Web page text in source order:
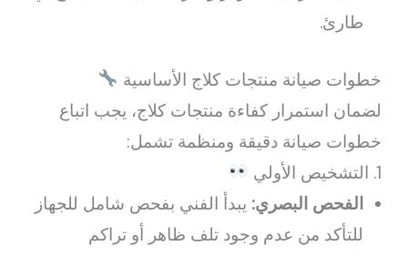
طارئ.
خطوات صيانة منتجات كلاج الأساسية
لضمان استمرار كفاءة منتجات كلاج، يجب اتباع
خطوات صيانة دقيقة ومنظمة تشمل:
1. التشخيص الأولي
الفحص البصري: يبدأ الفني بفحص شامل للجهاز
للتأكد من عدم وجود تلف ظاهر أو تراكم